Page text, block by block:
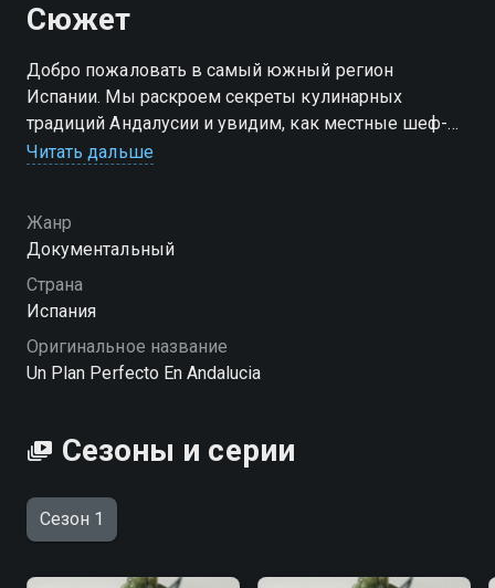
Сюжет
Добро пожаловать в самый южный регион
Испании. Мы раскроем секреты кулинарных
традиций Андалусии и увидим, как местные шеф-
повара создают настоящие произведения искусства
Читать дальше
Жанр
Документальный
Страна
Испания
Оригинальное название
Un Plan Perfecto En Andalucia
Сезоны и серии
Сезон 1